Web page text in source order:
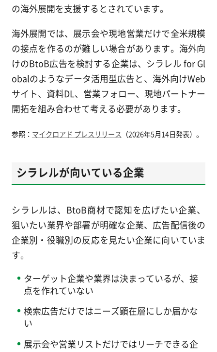
の海外展開を支援するとされています。
海外展開では、展示会や現地営業だけで全米規模
の接点を作るのが難しい場合があります。海外向
けのBtoB広告を検討する企業は、シラレル for Gl
obalのようなデータ活用型広告と、海外向けWeb
サイト、資料DL、営業フォロー、現地パートナー
開拓を組み合わせて考える必要があります。
参照： マイクロアド プレスリリース （2026年5月14日発表）。
シラレルが向いている企業
シラレルは、BtoB商材で認知を広げたい企業、
狙いたい業界や部署が明確な企業、広告配信後の
企業別・役職別の反応を見たい企業に向いていま
す。
ターゲット企業や業界は決まっているが、接
点を作れていない
検索広告だけではニーズ顕在層にしか届かな
い
展示会や営業リストだけではリーチできる企